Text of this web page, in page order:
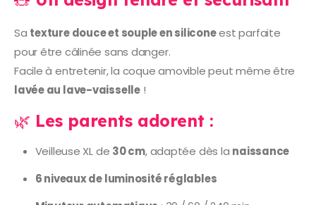
Sa texture douce et souple en siliconeest parfaite
pour être câlinée sans danger.
Facile à entretenir, la coque amovible peut même être
lavée au lave-vaisselle!
🌿 Les parents adorent :
Veilleuse XL de 30 cm, adaptée dès la naissance
6 niveaux de luminosité réglables